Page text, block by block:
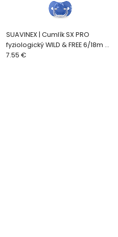
SUAVINEX | Cumlík SX PRO
fyziologický WILD & FREE 6/18m 2
ks - modrý
7.55 €